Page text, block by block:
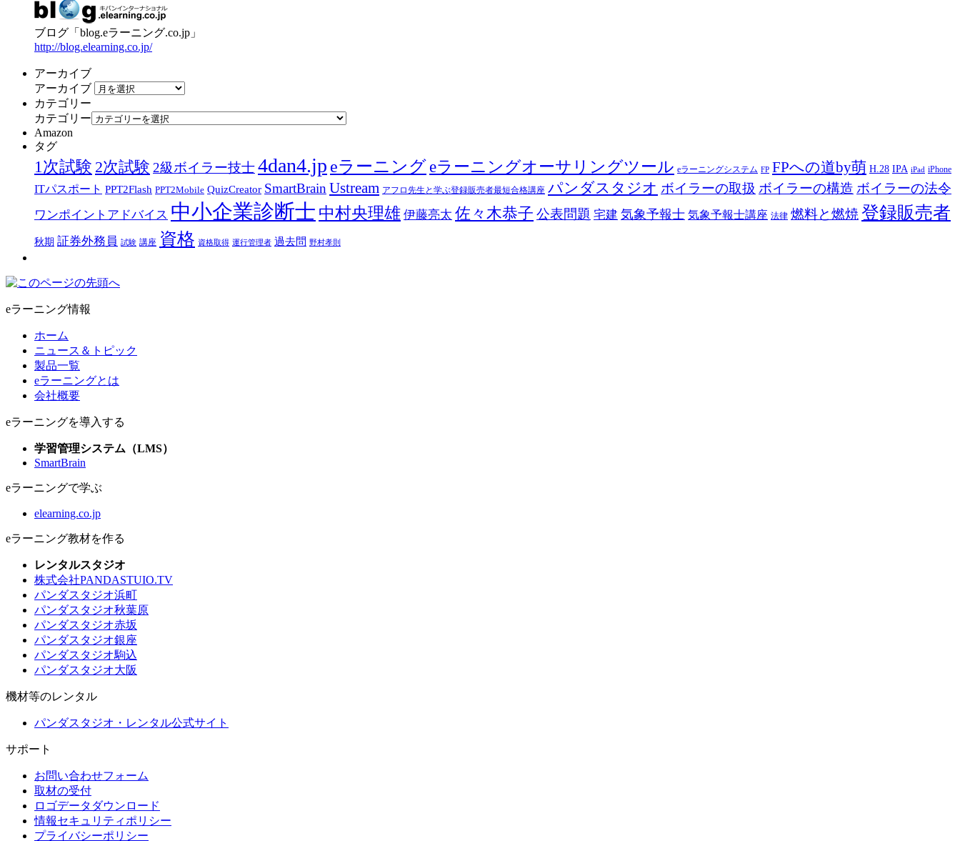
ブログ「blog.eラーニング.co.jp」
http://blog.elearning.co.jp/
アーカイブ
アーカイブ
カテゴリー
カテゴリー
Amazon
タグ
1次試験 2次試験 2級ボイラー技士4dan4.jp eラーニング eラーニングオーサリングツール eラーニングシステム FP FPへの道by萌 H.28 IPA iPad iPhone
ITパスポート PPT2Flash PPT2Mobile QuizCreator SmartBrain Ustream アフロ先生と学ぶ登録販売者最短合格講座 パンダスタジオ ボイラーの取扱 ボイラーの構造 ボイラーの法令
ワンポイントアドバイス 中小企業診断士 中村央理雄 伊藤亮太 佐々木恭子 公表問題 宅建 気象予報士 気象予報士講座 法律 燃料と燃焼 登録販売者
秋期 証券外務員 試験 講座 資格 資格取得 運行管理者 過去問 野村孝則
eラーニング情報
ホーム
ニュース＆トピック
製品一覧
eラーニングとは
会社概要
eラーニングを導入する
学習管理システム（LMS）
SmartBrain
eラーニングで学ぶ
elearning.co.jp
eラーニング教材を作る
レンタルスタジオ
株式会社PANDASTUIO.TV
パンダスタジオ浜町
パンダスタジオ秋葉原
パンダスタジオ赤坂
パンダスタジオ銀座
パンダスタジオ駒込
パンダスタジオ大阪
機材等のレンタル
パンダスタジオ・レンタル公式サイト
サポート
お問い合わせフォーム
取材の受付
ロゴデータダウンロード
情報セキュリティポリシー
プライバシーポリシー